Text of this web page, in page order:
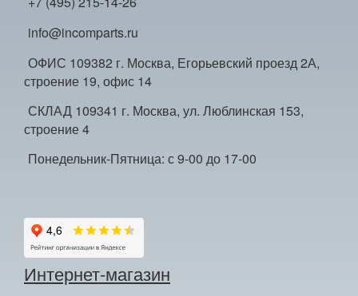
info@incomparts.ru
ОФИС 109382 г. Москва, Егорьевский проезд 2А,
строение 19, офис 14
СКЛАД 109341 г. Москва, ул. Люблинская 153,
строение 4
Понедельник-Пятница: с 9-00 до 17-00
Интернет-магазин